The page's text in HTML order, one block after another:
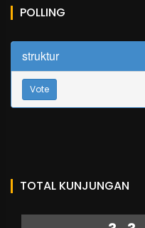
POLLING
struktur
Vote
TOTAL KUNJUNGAN